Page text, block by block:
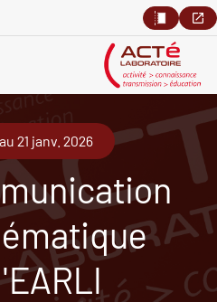
21 janv. 2026